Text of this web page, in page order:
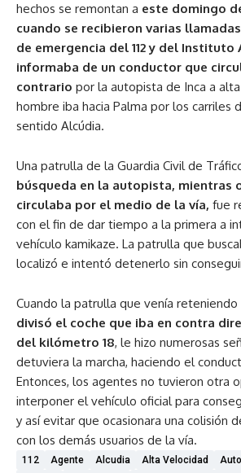
hechos se remontan a este domingo
cuando se recibieron varias
de emergencia del 112 y del Instituto
informaba de un conductor que
contrario por la autopista de Inca a
hombre iba hacia Palma por los carriles
sentido Alcúdia.
Una patrulla de la Guardia Civil de
búsqueda en la autopista, mientras
circulaba por el medio de la vía, fue
con el fin de dar tiempo a la primera a
vehículo kamikaze. La patrulla que
localizó e intentó detenerlo sin
Cuando la patrulla que venía reteniendo
divisó el coche que iba en contra
del kilómetro 18, le hizo numerosas
detuviera la marcha, haciendo el
Entonces, los agentes no tuvieron otra
interponer el vehículo oficial para
y así evitar que ocasionara una colisión
con los demás usuarios de la vía.
112 Agente Alcudia Alta Velocidad